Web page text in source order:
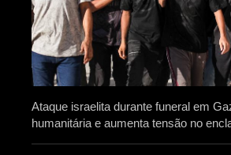
Ataque israelita durante funeral em
humanitária e aumenta tensão no